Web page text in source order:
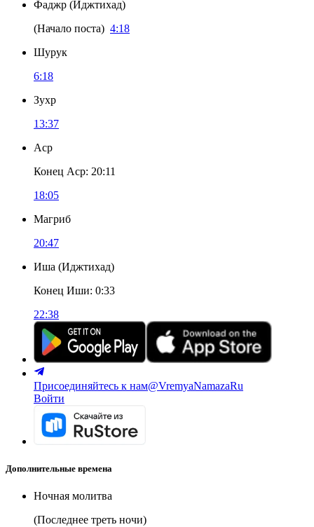
Фаджр (Иджтихад)
(Начало поста) 4:18
Шурук
6:18
Зухр
13:37
Аср
Конец Аср: 20:11
18:05
Магриб
20:47
Иша (Иджтихад)
Конец Иши: 0:33
22:38
Присоединяйтесь к нам@VremyaNamazaRu
Войти
Дополнительные времена
Ночная молитва
(Последнее треть ночи)